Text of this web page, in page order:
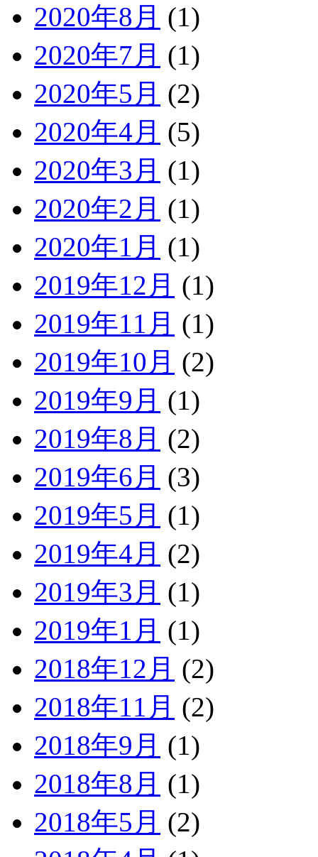
2020年8月 (1)
2020年7月 (1)
2020年5月 (2)
2020年4月 (5)
2020年3月 (1)
2020年2月 (1)
2020年1月 (1)
2019年12月 (1)
2019年11月 (1)
2019年10月 (2)
2019年9月 (1)
2019年8月 (2)
2019年6月 (3)
2019年5月 (1)
2019年4月 (2)
2019年3月 (1)
2019年1月 (1)
2018年12月 (2)
2018年11月 (2)
2018年9月 (1)
2018年8月 (1)
2018年5月 (2)